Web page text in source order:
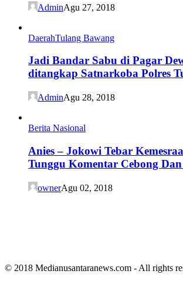
AdminAgu 27, 2018
DaerahTulang Bawang
Jadi Bandar Sabu di Pagar
ditangkap Satnarkoba Polres
AdminAgu 28, 2018
Berita Nasional
Anies – Jokowi Tebar
Tunggu Komentar Cebong
ownerAgu 02, 2018
© 2018 Medianusantaranews.com - All rights